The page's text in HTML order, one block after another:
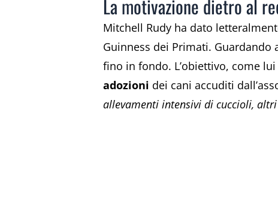
La motivazione dietro al
Mitchell Rudy ha dato
Guinness dei Primati.
fino in fondo. L’obiettivo, come lui
adozioni dei cani accuditi
allevamenti intensivi di cuccioli, altri